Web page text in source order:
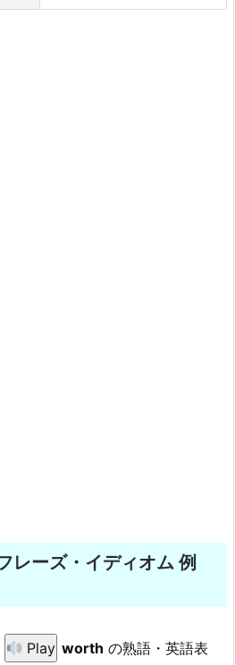
レーズ・イディオム 例
Play worth の熟語・英語表